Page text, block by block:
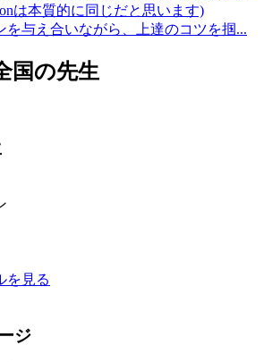
は本質的に同じだと思います)
を与え合いながら、上達のコツを掴...
国の先生
を見る
ジ